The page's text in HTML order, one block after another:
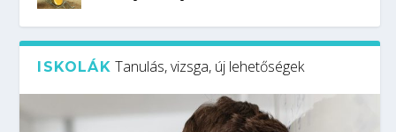
ISKOLÁK Tanulás, vizsga, új lehetőségek